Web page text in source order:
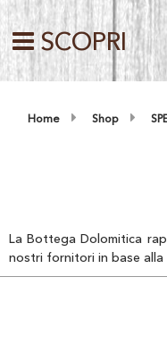
SCOPRI
Home Shop
La Bottega Dolomitica
nostri fornitori in base